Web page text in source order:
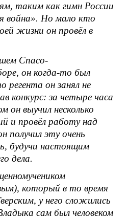
таким как гимн России
война». Но мало кто
жизни он провёл в
Спасо-
он когда-то был
регента он занял не
конкурс: за четыре часа
он выучил несколько
и провёл работу над
получил эту очень
будучи настоящим
дела.
который в то время
у него сложились
сам был человеком